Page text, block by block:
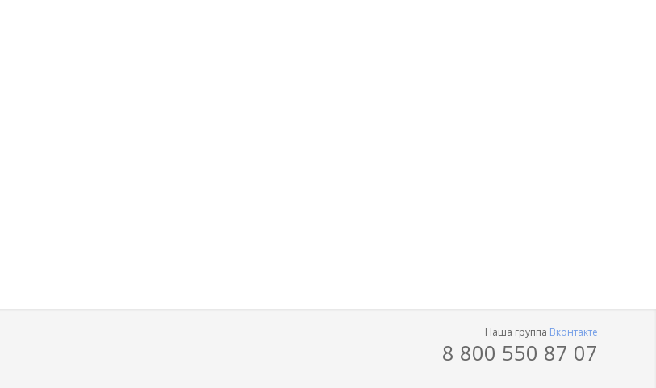
Наша группа Вконтакте
8 800 550 87 07